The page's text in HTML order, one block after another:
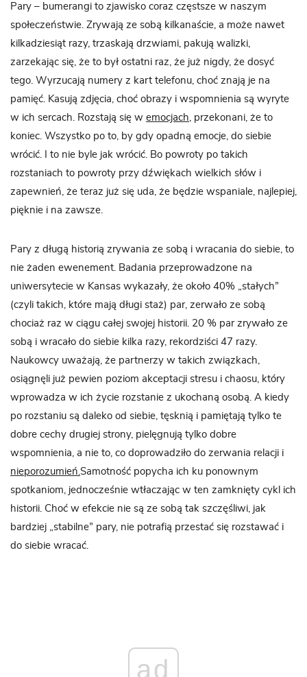
Pary – bumerangi to zjawisko coraz częstsze w naszym
społeczeństwie. Zrywają ze sobą kilkanaście, a może nawet
kilkadziesiąt razy, trzaskają drzwiami, pakują walizki,
zarzekając się, że to był ostatni raz, że już nigdy, że dosyć
tego. Wyrzucają numery z kart telefonu, choć znają je na
pamięć. Kasują zdjęcia, choć obrazy i wspomnienia są wyryte
w ich sercach. Rozstają się w emocjach , przekonani, że to
koniec. Wszystko po to, by gdy opadną emocje, do siebie
wrócić. I to nie byle jak wrócić. Bo powroty po takich
rozstaniach to powroty przy dźwiękach wielkich słów i
zapewnień, że teraz już się uda, że będzie wspaniale, najlepiej,
pięknie i na zawsze.
Pary z długą historią zrywania ze sobą i wracania do siebie, to
nie żaden ewenement. Badania przeprowadzone na
uniwersytecie w Kansas wykazały, że około 40% „stałych”
(czyli takich, które mają długi staż) par, zerwało ze sobą
chociaż raz w ciągu całej swojej historii. 20 % par zrywało ze
sobą i wracało do siebie kilka razy, rekordziści 47 razy.
Naukowcy uważają, że partnerzy w takich związkach,
osiągnęli już pewien poziom akceptacji stresu i chaosu, który
wprowadza w ich życie rozstanie z ukochaną osobą. A kiedy
po rozstaniu są daleko od siebie, tęsknią i pamiętają tylko te
dobre cechy drugiej strony, pielęgnują tylko dobre
wspomnienia, a nie to, co doprowadziło do zerwania relacji i
nieporozumień. Samotność popycha ich ku ponownym
spotkaniom, jednocześnie wtłaczając w ten zamknięty cykl ich
historii. Choć w efekcie nie są ze sobą tak szczęśliwi, jak
bardziej „stabilne” pary, nie potrafią przestać się rozstawać i
do siebie wracać.
ad